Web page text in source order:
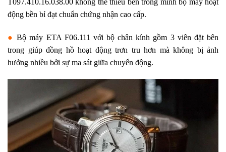
T097.410.16.038.00 không thế thiếu bên trong mình bộ máy hoạt
động bền bỉ đạt chuẩn chứng nhận cao cấp.
● Bộ máy ETA F06.111 với bộ chân kính gồm 3 viên đặt bên
trong giúp đồng hồ hoạt động trơn tru hơn mà không bị ảnh
hưởng nhiều bởi sự ma sát giữa chuyển động.